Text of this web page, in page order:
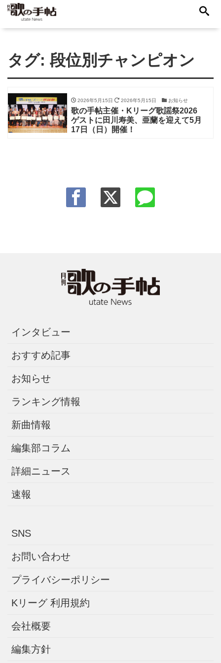
タグ: 段位別チャンピオン
2026年5月15日 2026年5月15日 お知らせ
歌の手帖主催・Kリーグ歌謡祭2026
ゲストに田川寿美、亜蘭を迎えて5月
17日（日）開催！
インタビュー
おすすめ記事
お知らせ
ランキング情報
新曲情報
編集部コラム
詳細ニュース
速報
SNS
お問い合わせ
プライバシーポリシー
Kリーグ 利用規約
会社概要
編集方針